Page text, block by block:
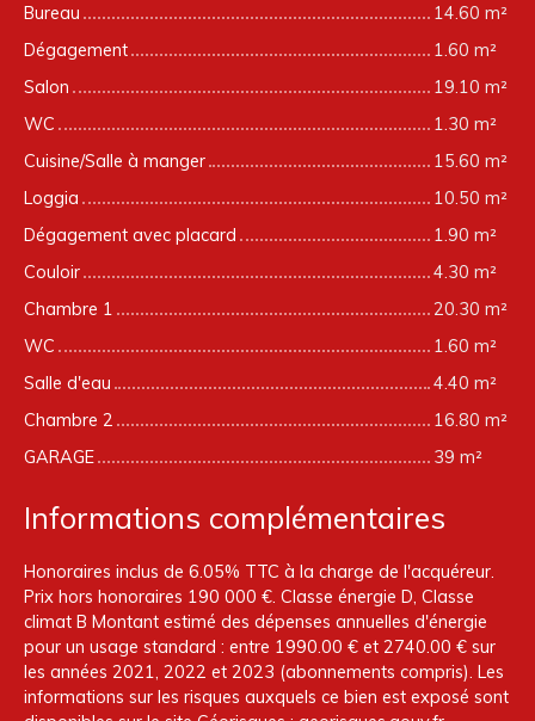
Bureau
14.60 m²
Dégagement
1.60 m²
Salon
19.10 m²
WC
1.30 m²
Cuisine/Salle à manger
15.60 m²
Loggia
10.50 m²
Dégagement avec placard
1.90 m²
Couloir
4.30 m²
Chambre 1
20.30 m²
WC
1.60 m²
Salle d'eau
4.40 m²
Chambre 2
16.80 m²
GARAGE
39 m²
Informations complémentaires
Honoraires inclus de 6.05% TTC à la charge de l'acquéreur.
Prix hors honoraires 190 000 €. Classe énergie D, Classe
climat B Montant estimé des dépenses annuelles d'énergie
pour un usage standard : entre 1990.00 € et 2740.00 € sur
les années 2021, 2022 et 2023 (abonnements compris). Les
informations sur les risques auxquels ce bien est exposé sont